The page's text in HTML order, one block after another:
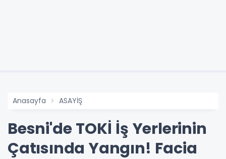
Anasayfa ASAYİŞ
Besni'de TOKİ İş Yerlerinin
Çatısında Yangın! Facia